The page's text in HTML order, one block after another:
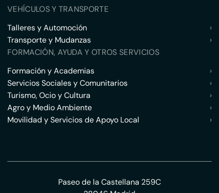
VEHÍCULOS Y TRANSPORTE
Talleres y Automoción
›
Transporte y Mudanzas
›
FORMACIÓN, AYUDA Y OTROS SERVICIOS
Formación y Academias
›
Servicios Sociales y Comunitarios
›
Turismo, Ocio y Cultura
›
Agro y Medio Ambiente
›
Movilidad y Servicios de Apoyo Local
›
Paseo de la Castellana 259C